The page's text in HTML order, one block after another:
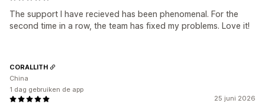
The support I have recieved has been phenomenal. For the
second time in a row, the team has fixed my problems. Love it!
25 juni 2026
CORALLITH
China
1 dag gebruiken de app